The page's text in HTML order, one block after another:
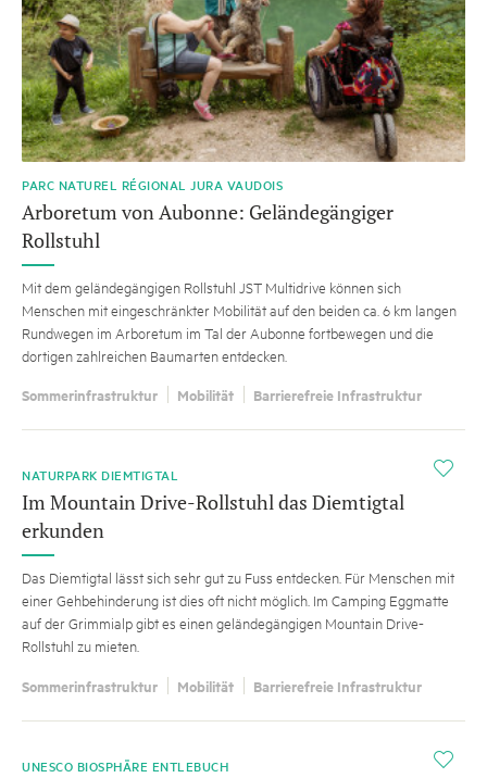
PARC NATUREL RÉGIONAL JURA VAUDOIS
Arboretum von Aubonne: Geländegängiger
Rollstuhl
Mit dem geländegängigen Rollstuhl JST Multidrive können sich
Menschen mit eingeschränkter Mobilität auf den beiden ca. 6 km langen
Rundwegen im Arboretum im Tal der Aubonne fortbewegen und die
dortigen zahlreichen Baumarten entdecken.
Sommerinfrastruktur Mobilität Barrierefreie Infrastruktur
i
NATURPARK DIEMTIGTAL
Im Mountain Drive-Rollstuhl das Diemtigtal
erkunden
Das Diemtigtal lässt sich sehr gut zu Fuss entdecken. Für Menschen mit
einer Gehbehinderung ist dies oft nicht möglich. Im Camping Eggmatte
auf der Grimmialp gibt es einen geländegängigen Mountain Drive-
Rollstuhl zu mieten.
Sommerinfrastruktur Mobilität Barrierefreie Infrastruktur
i
UNESCO BIOSPHÄRE ENTLEBUCH